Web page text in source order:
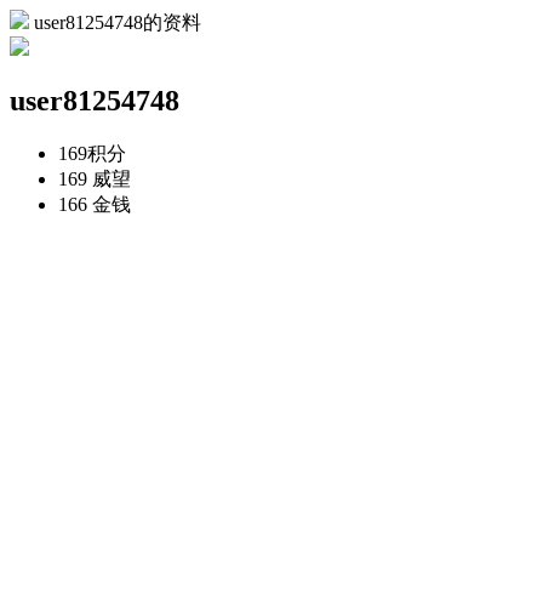
user81254748的资料
user81254748
169积分
169 威望
166 金钱